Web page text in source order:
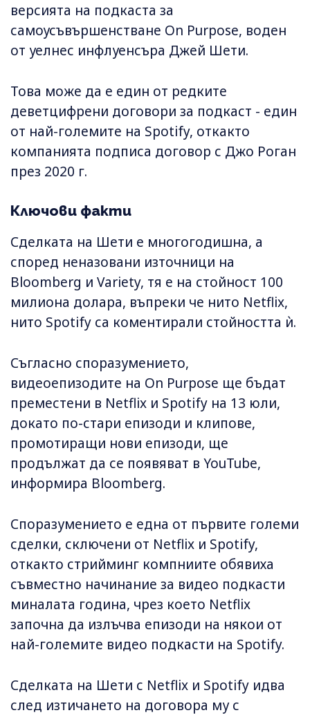
версията на подкаста за
самоусъвършенстване On Purpose, воден
от уелнес инфлуенсъра Джей Шети.
Това може да е един от редките
деветцифрени договори за подкаст - един
от най-големите на Spotify, откакто
компанията подписа договор с Джо Роган
през 2020 г.
Ключови факти
Сделката на Шети е многогодишна, а
според неназовани източници на
Bloomberg и Variety, тя е на стойност 100
милиона долара, въпреки че нито Netflix,
нито Spotify са коментирали стойността ѝ.
Съгласно споразумението,
видеоепизодите на On Purpose ще бъдат
преместени в Netflix и Spotify на 13 юли,
докато по-стари епизоди и клипове,
промотиращи нови епизоди, ще
продължат да се появяват в YouTube,
информира Bloomberg.
Споразумението е една от първите големи
сделки, сключени от Netflix и Spotify,
откакто стрийминг компниите обявиха
съвместно начинание за видео подкасти
миналата година, чрез което Netflix
започна да излъчва епизоди на някои от
най-големите видео подкасти на Spotify.
Сделката на Шети с Netflix и Spotify идва
след изтичането на договора му с